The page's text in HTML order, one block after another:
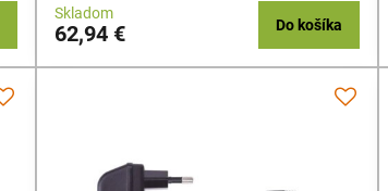
motorky, vodné skútre
Skladom
62,94 € Do košíka